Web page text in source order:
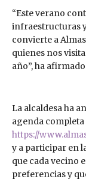
“Este verano
infraestructuras
convierte a
quienes nos
año”, ha
La alcaldesa ha
agenda completa
https://
y a participar en
que cada vecino
preferencias y